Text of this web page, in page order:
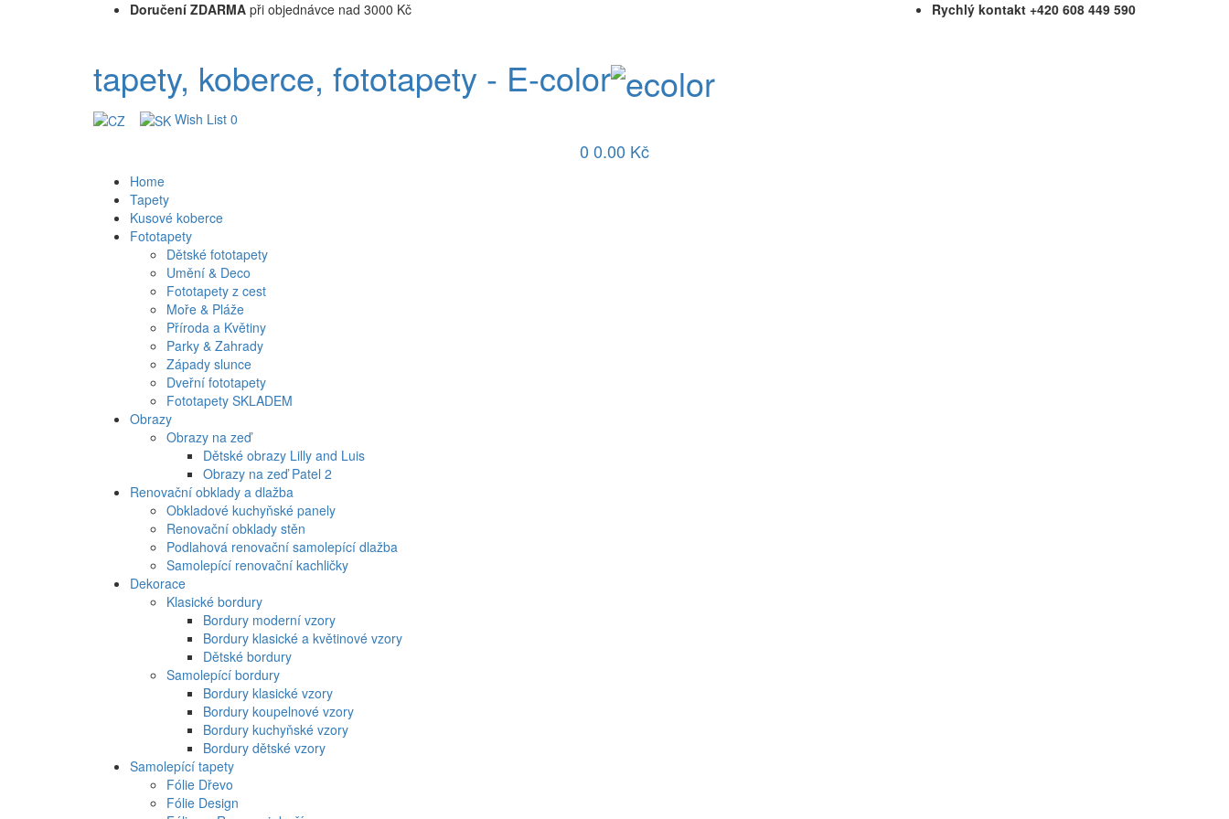
Doručení ZDARMA při objednávce nad 3000 Kč Rychlý kontakt +420 608 449 590
tapety, koberce, fototapety - E-color
Wish List 0
0 0.00 Kč
Home
Tapety
Kusové koberce
Fototapety
Dětské fototapety
Umění & Deco
Fototapety z cest
Moře & Pláže
Příroda a Květiny
Parky & Zahrady
Západy slunce
Dveřní fototapety
Fototapety SKLADEM
Obrazy
Obrazy na zeď
Dětské obrazy Lilly and Luis
Obrazy na zeď Patel 2
Renovační obklady a dlažba
Obkladové kuchyňské panely
Renovační obklady stěn
Podlahová renovační samolepící dlažba
Samolepící renovační kachličky
Dekorace
Klasické bordury
Bordury moderní vzory
Bordury klasické a květinové vzory
Dětské bordury
Samolepící bordury
Bordury klasické vzory
Bordury koupelnové vzory
Bordury kuchyňské vzory
Bordury dětské vzory
Samolepící tapety
Fólie Dřevo
Fólie Design